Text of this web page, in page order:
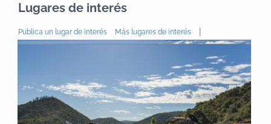
Lugares de interés
Publica un lugar de interés Más lugares de interés